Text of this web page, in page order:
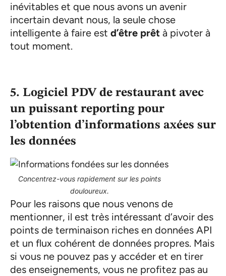
inévitables et que nous avons un avenir
incertain devant nous, la seule chose
intelligente à faire est d’être prêt à pivoter à
tout moment.
5. Logiciel PDV de restaurant avec
un puissant reporting pour
l’obtention d’informations axées sur
les données
Concentrez-vous rapidement sur les points
douloureux.
Pour les raisons que nous venons de
mentionner, il est très intéressant d’avoir des
points de terminaison riches en données API
et un flux cohérent de données propres. Mais
si vous ne pouvez pas y accéder et en tirer
des enseignements, vous ne profitez pas au